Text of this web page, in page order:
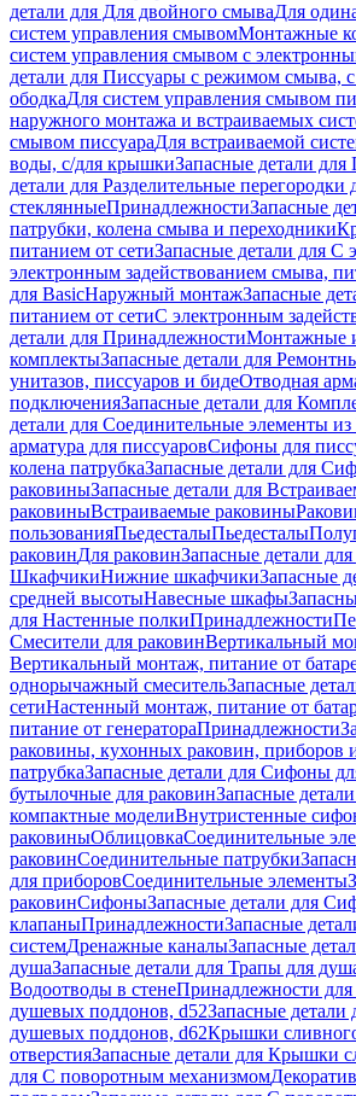
детали для Для двойного смываДля
систем управления смывомМонтажные
систем управления смывом с
детали для Писсуары с режимом смыва,
ободкаДля систем управления смывом
наружного монтажа и встраиваемых
смывом писсуараДля встраиваемой
воды, с/для крышкиЗапасные детали
детали для Разделительные перегородки
стеклянныеПринадлежностиЗапасные
патрубки, колена смыва и переходники
питанием от сетиЗапасные детали для С
электронным задействованием смыва,
для BasicНаружный монтажЗапасные
питанием от сетиС электронным
детали для ПринадлежностиМонтажные
комплектыЗапасные детали для
унитазов, писсуаров и бидеОтводная
подключенияЗапасные детали для
детали для Соединительные элементы
арматура для писсуаровCифоны для
колена патрубкаЗапасные детали для
раковиныЗапасные детали для
раковиныВстраиваемые раковины
пользованияПьедесталыПьедесталы
раковинДля раковинЗапасные детали
ШкафчикиНижние шкафчикиЗапасные
средней высотыНавесные шкафы
для Настенные полкиПринадлежности
Смесители для раковинВертикальный
Вертикальный монтаж, питание от
однорычажный смесительЗапасные
сетиНастенный монтаж, питание от
питание от генератораПринадлежности
раковины, кухонных раковин, приборов
патрубкаЗапасные детали для Сифоны
бутылочные для раковинЗапасные
компактные моделиВнутристенные
раковиныОблицовкаСоединительные
раковинСоединительные патрубки
для приборовСоединительные элементы
раковинСифоныЗапасные детали для
клапаныПринадлежностиЗапасные
системДренажные каналыЗапасные
душаЗапасные детали для Трапы для
Водоотводы в стенеПринадлежности для
душевых поддонов, d52Запасные
душевых поддонов, d62Крышки
отверстияЗапасные детали для Крышки
для С поворотным механизмом